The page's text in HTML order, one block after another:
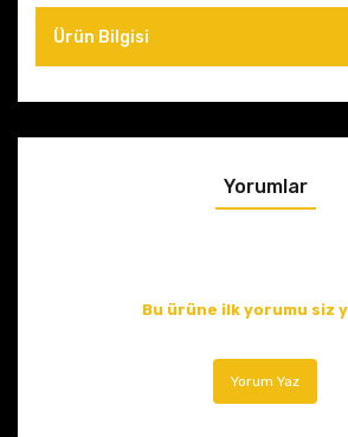
Ürün Bilgisi
Yorumlar
Bu ürüne ilk yorumu siz
Yorum Yaz